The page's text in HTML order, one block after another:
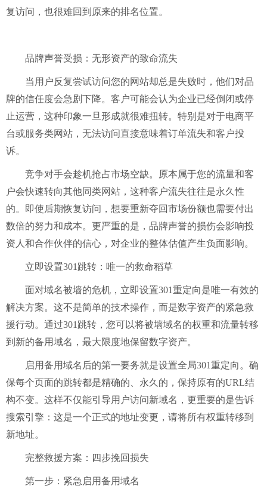
复访问，也很难回到原来的排名位置。
品牌声誉受损：无形资产的致命流失
当用户反复尝试访问您的网站却总是失败时，他们对品
牌的信任度会急剧下降。客户可能会认为企业已经倒闭或停
止运营，这种印象一旦形成就很难扭转。特别是对于电商平
台或服务类网站，无法访问直接意味着订单流失和客户投
诉。
竞争对手会趁机抢占市场空缺。原本属于您的流量和客
户会快速转向其他同类网站，这种客户流失往往是永久性
的。即使后期恢复访问，想要重新夺回市场份额也需要付出
数倍的努力和成本。更严重的是，品牌声誉的损伤会影响投
资人和合作伙伴的信心，对企业的整体估值产生负面影响。
立即设置301跳转：唯一的救命稻草
面对域名被墙的危机，立即设置301重定向是唯一有效的
解决方案。这不是简单的技术操作，而是数字资产的紧急救
援行动。通过301跳转，您可以将被墙域名的权重和流量转移
到新的备用域名，最大限度地保留数字资产。
启用备用域名后的第一要务就是设置全局301重定向。确
保每个页面的跳转都是精确的、永久的，保持原有的URL结
构不变。这样不仅能引导用户访问新域名，更重要的是告诉
搜索引擎：这是一个正式的地址变更，请将所有权重转移到
新地址。
完整救援方案：四步挽回损失
第一步：紧急启用备用域名